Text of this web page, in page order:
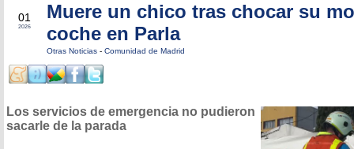
01
2026
Muere un chico tras chocar su
coche en Parla
Otras Noticias - Comunidad de Madrid
Los servicios de emergencia no pudieron
sacarle de la parada